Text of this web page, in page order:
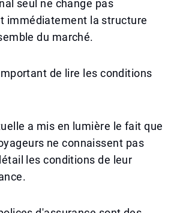
seul ne change pas
immédiatement la structure
du marché.
de lire les conditions
a mis en lumière le fait que
ne connaissent pas
les conditions de leur